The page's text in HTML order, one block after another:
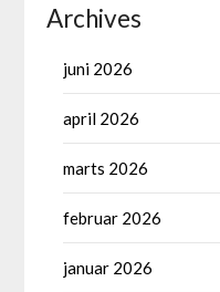
Archives
juni 2026
april 2026
marts 2026
februar 2026
januar 2026